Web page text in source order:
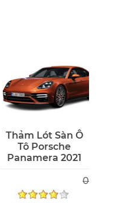
Thảm Lót Sàn Ô
Tô Porsche
Panamera 2021
0